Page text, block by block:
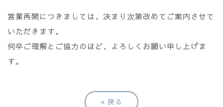
営業再開につきましては、決まり次第改めてご案内させて
いただきます。
何卒ご理解とご協力のほど、よろしくお願い申し上げま
す。
« 戻る